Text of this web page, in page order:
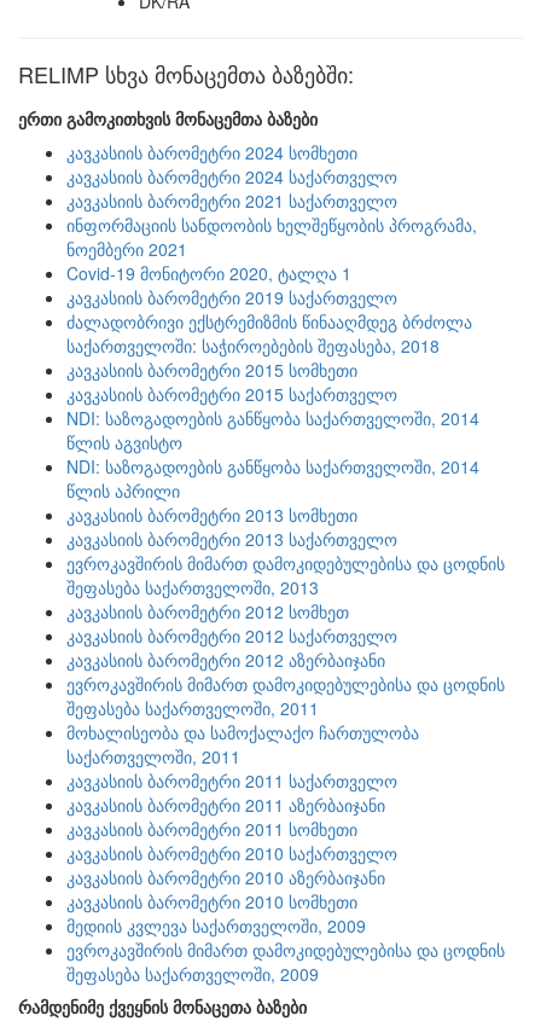
RELIMP სხვა მონაცემთა ბაზებში:
ერთი გამოკითხვის მონაცემთა ბაზები
კავკასიის ბარომეტრი 2024 სომხეთი
კავკასიის ბარომეტრი 2024 საქართველო
კავკასიის ბარომეტრი 2021 საქართველო
ინფორმაციის სანდოობის ხელშეწყობის პროგრამა,
ნოემბერი 2021
Covid-19 მონიტორი 2020, ტალღა 1
კავკასიის ბარომეტრი 2019 საქართველო
ძალადობრივი ექსტრემიზმის წინააღმდეგ ბრძოლა
საქართველოში: საჭიროებების შეფასება, 2018
კავკასიის ბარომეტრი 2015 სომხეთი
კავკასიის ბარომეტრი 2015 საქართველო
NDI: საზოგადოების განწყობა საქართველოში, 2014
წლის აგვისტო
NDI: საზოგადოების განწყობა საქართველოში, 2014
წლის აპრილი
კავკასიის ბარომეტრი 2013 სომხეთი
კავკასიის ბარომეტრი 2013 საქართველო
ევროკავშირის მიმართ დამოკიდებულებისა და ცოდნის
შეფასება საქართველოში, 2013
კავკასიის ბარომეტრი 2012 სომხეთ
კავკასიის ბარომეტრი 2012 საქართველო
კავკასიის ბარომეტრი 2012 აზერბაიჯანი
ევროკავშირის მიმართ დამოკიდებულებისა და ცოდნის
შეფასება საქართველოში, 2011
მოხალისეობა და სამოქალაქო ჩართულობა
საქართველოში, 2011
კავკასიის ბარომეტრი 2011 საქართველო
კავკასიის ბარომეტრი 2011 აზერბაიჯანი
კავკასიის ბარომეტრი 2011 სომხეთი
კავკასიის ბარომეტრი 2010 საქართველო
კავკასიის ბარომეტრი 2010 აზერბაიჯანი
კავკასიის ბარომეტრი 2010 სომხეთი
მედიის კვლევა საქართველოში, 2009
ევროკავშირის მიმართ დამოკიდებულებისა და ცოდნის
შეფასება საქართველოში, 2009
რამდენიმე ქვეყნის მონაცეთა ბაზები